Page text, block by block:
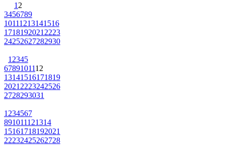
1 2
3456789
10111213141516
1718192021 2223
24252627282930
1 2345
6789101112
13141516171819
2021 2223242526
2728293031
1 234567
891011121314
15161718192021
22232425262728